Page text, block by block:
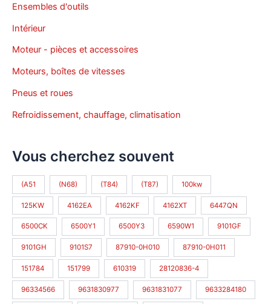
Ensembles d'outils
Intérieur
Moteur - pièces et accessoires
Moteurs, boîtes de vitesses
Pneus et roues
Refroidissement, chauffage, climatisation
Vous cherchez souvent
(A51 (N68) (T84) (T87) 100kw
125KW 4162EA 4162KF 4162XT 6447QN
6500CK 6500Y1 6500Y3 6590W1 9101GF
9101GH 9101S7 87910-0H010 87910-0H011
151784 151799 610319 28120836-4
96334566 9631830977 9631831077 9633284180